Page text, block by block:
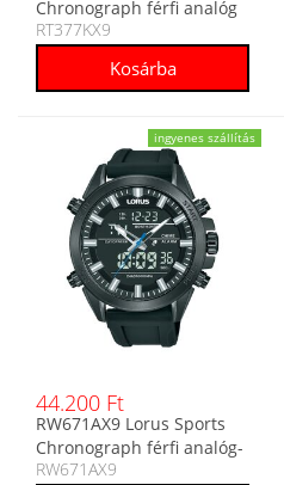
Chronograph férfi analóg
karóra
RT377KX9
ingyenes szállítás
44.200 Ft
RW671AX9 Lorus Sports
Chronograph férfi analóg-
digitális karóra
RW671AX9